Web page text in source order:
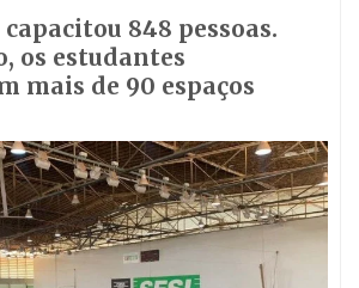
848 pessoas.
os estudantes
mais de 90 espaços